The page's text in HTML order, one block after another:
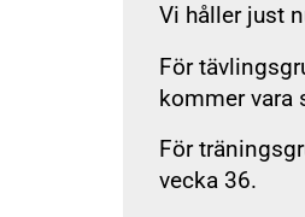
Vi håller just
För
kommer vara
För
vecka 36.